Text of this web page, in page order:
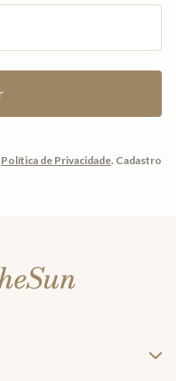
Política de Privacidade. Cadastro
+